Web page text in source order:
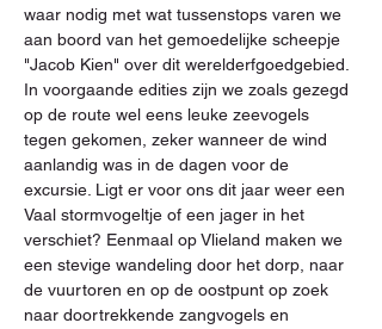
waar nodig met wat tussenstops varen we
aan boord van het gemoedelijke scheepje
"Jacob Kien" over dit werelderfgoedgebied.
In voorgaande edities zijn we zoals gezegd
op de route wel eens leuke zeevogels
tegen gekomen, zeker wanneer de wind
aanlandig was in de dagen voor de
excursie. Ligt er voor ons dit jaar weer een
Vaal stormvogeltje of een jager in het
verschiet? Eenmaal op Vlieland maken we
een stevige wandeling door het dorp, naar
de vuurtoren en op de oostpunt op zoek
naar doortrekkende zangvogels en